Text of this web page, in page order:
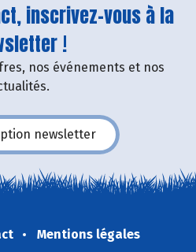
inscrivez-vous à la
!
nos événements et nos
newsletter
Mentions légales